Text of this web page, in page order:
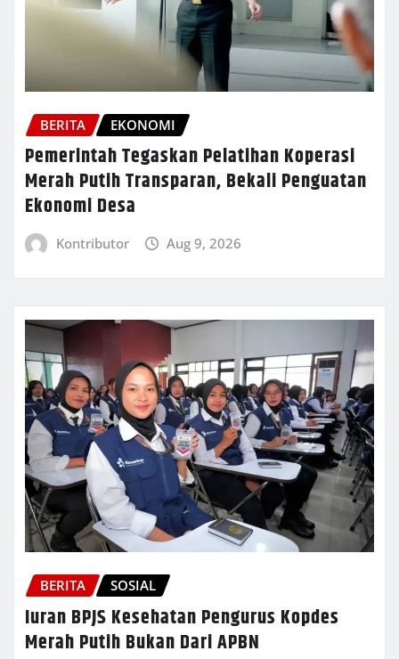
BERITA EKONOMI
Pemerintah Tegaskan Pelatihan Koperasi
Merah Putih Transparan, Bekali Penguatan
Ekonomi Desa
Kontributor Aug 9, 2026
BERITA SOSIAL
Iuran BPJS Kesehatan Pengurus Kopdes
Merah Putih Bukan Dari APBN